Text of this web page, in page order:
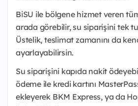
BiSU ile bölgene hizmet veren
arada görebilir, su siparişini tek
Üstelik, teslimat zamanını da
ayarlayabilirsin.
Su siparişini kapıda nakit
ödeme ile kredi kartını
ekleyerek BKM Express, ya da